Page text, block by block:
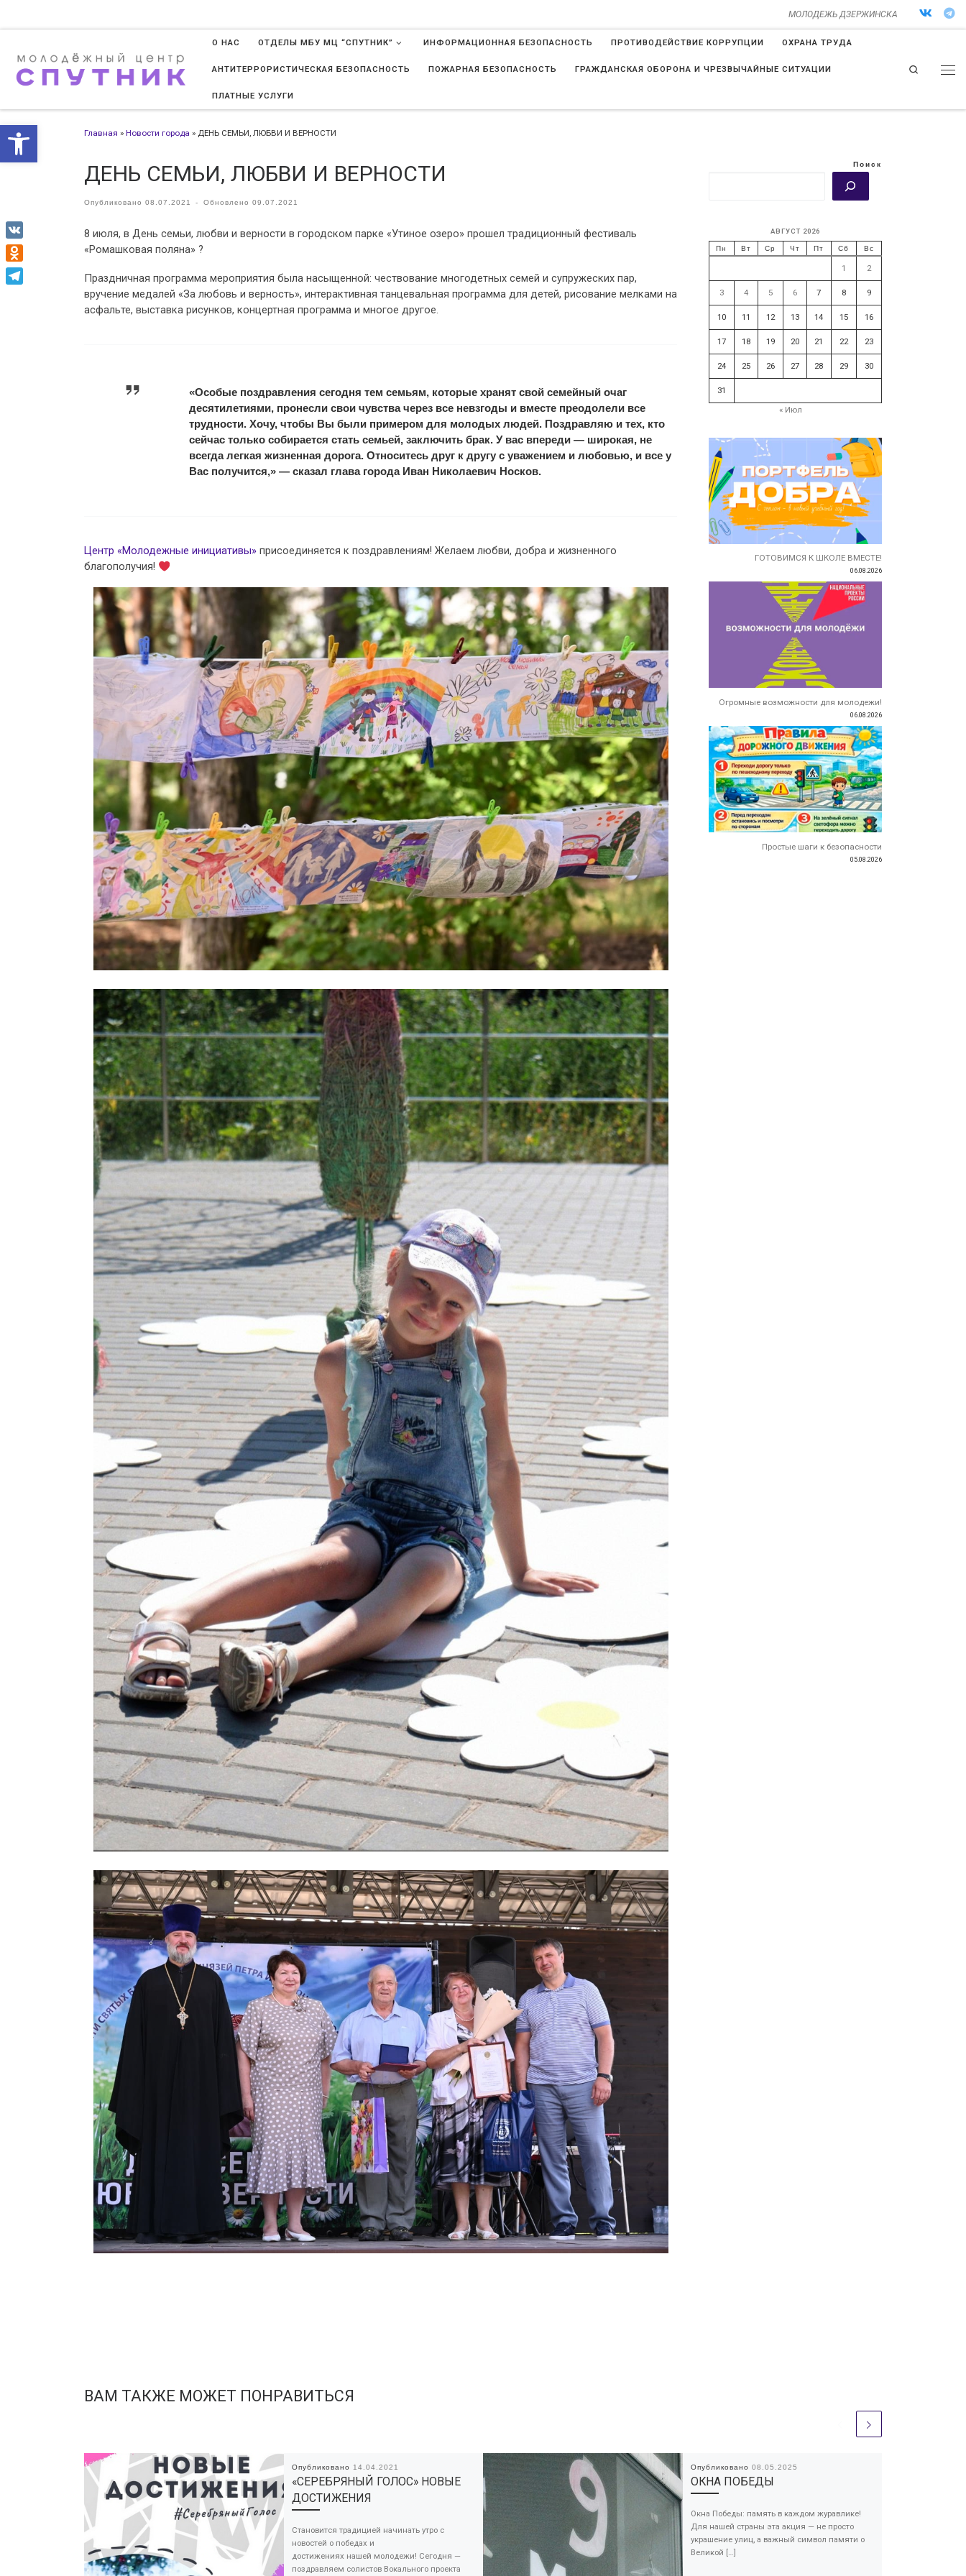
Открыть панель инструментов
МОЛОДЕЖЬ ДЗЕРЖИНСКА
О НАС ОТДЕЛЫ МБУ МЦ “СПУТНИК” ИНФОРМАЦИОННАЯ БЕЗОПАСНОСТЬ ПРОТИВОДЕЙСТВИЕ КОРРУПЦИИ ОХРАНА ТРУДА
АНТИТЕРРОРИСТИЧЕСКАЯ БЕЗОПАСНОСТЬ ПОЖАРНАЯ БЕЗОПАСНОСТЬ ГРАЖДАНСКАЯ ОБОРОНА И ЧРЕЗВЫЧАЙНЫЕ СИТУАЦИИ
ПЛАТНЫЕ УСЛУГИ
Search
Главная » Новости города » ДЕНЬ СЕМЬИ, ЛЮБВИ И ВЕРНОСТИ
ДЕНЬ СЕМЬИ, ЛЮБВИ И ВЕРНОСТИ
Опубликовано 08.07.2021 - Обновлено 09.07.2021
8 июля, в День семьи, любви и верности в городском парке «Утиное озеро» прошел традиционный фестиваль
«Ромашковая поляна» ?
Праздничная программа мероприятия была насыщенной: чествование многодетных семей и супружеских пар,
вручение медалей «За любовь и верность», интерактивная танцевальная программа для детей, рисование мелками на
асфальте, выставка рисунков, концертная программа и многое другое.
«Особые поздравления сегодня тем семьям, которые хранят свой семейный очаг
десятилетиями, пронесли свои чувства через все невзгоды и вместе преодолели все
трудности. Хочу, чтобы Вы были примером для молодых людей. Поздравляю и тех, кто
сейчас только собирается стать семьей, заключить брак. У вас впереди — широкая, не
всегда легкая жизненная дорога. Относитесь друг к другу с уважением и любовью, и все у
Вас получится,» — сказал глава города Иван Николаевич Носков.
Центр «Молодежные инициативы» присоединяется к поздравлениям! Желаем любви, добра и жизненного
благополучия!
ВАМ ТАКЖЕ МОЖЕТ ПОНРАВИТЬСЯ
Опубликовано 14.04.2021
«СЕРЕБРЯНЫЙ ГОЛОС» НОВЫЕ
ДОСТИЖЕНИЯ
Становится традицией начинать утро с
новостей о победах и
достижениях нашей молодежи! Сегодня —
поздравляем солистов Вокального проекта
Опубликовано 08.05.2025
ОКНА ПОБЕДЫ
Окна Победы: память в каждом журавлике!
Для нашей страны эта акция — не просто
украшение улиц, а важный символ памяти о
Великой […]
Поиск
АВГУСТ 2026
Пн Вт Ср Чт Пт Сб Вс
1 2
3 4 5 6 7 8 9
10 11 12 13 14 15 16
17 18 19 20 21 22 23
24 25 26 27 28 29 30
31
« Июл
ГОТОВИМСЯ К ШКОЛЕ ВМЕСТЕ!
06.08.2026
Огромные возможности для молодежи!
06.08.2026
Простые шаги к безопасности
05.08.2026
VK
Odnoklassniki